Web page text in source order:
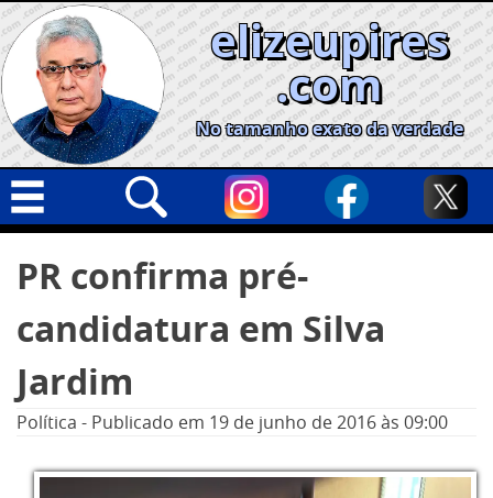
Skip
to
content
elizeupires
.com
No tamanho exato da verdade
Geral
Cidades
Política
Nacional
Informe especial
por:
PR confirma pré-
candidatura em Silva
Jardim
Política - Publicado em 19 de junho de 2016às 09:00